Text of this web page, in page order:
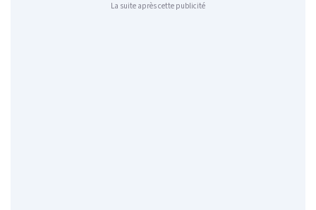
La suite après cette publicité